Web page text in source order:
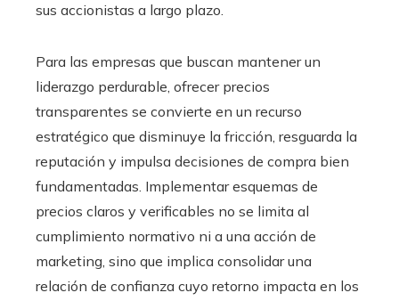
sus accionistas a largo plazo.
Para las empresas que buscan mantener un
liderazgo perdurable, ofrecer precios
transparentes se convierte en un recurso
estratégico que disminuye la fricción, resguarda la
reputación y impulsa decisiones de compra bien
fundamentadas. Implementar esquemas de
precios claros y verificables no se limita al
cumplimiento normativo ni a una acción de
marketing, sino que implica consolidar una
relación de confianza cuyo retorno impacta en los